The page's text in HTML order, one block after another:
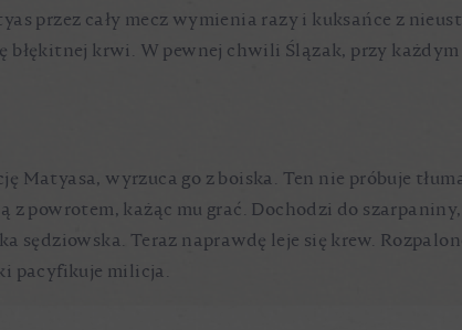
przez cały mecz wymienia razy i kuksańce z
błękitnej krwi. W pewnej chwili Ślązak, przy
Matyasa, wyrzuca go z boiska. Ten nie próbuje
powrotem, każąc mu grać. Dochodzi do
Teraz naprawdę leje się krew.
pacyfikuje milicja.